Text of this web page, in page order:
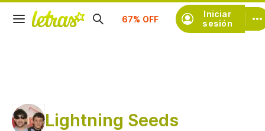
Iniciar
sesión
Suscríbete
Lightning Seeds